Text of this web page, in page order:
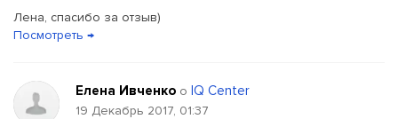
Лена, спасибо за отзыв)
Посмотреть →
Елена Ивченко о IQ Center
19 Декабрь 2017, 01:37